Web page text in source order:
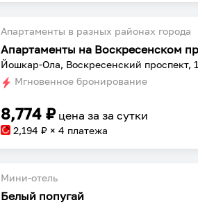
Апартаменты в разных районах города
Апартаменты на Воскресенском
Йошкар-Ола, Воскресенский проспект, 1
Мгновенное бронирование
8,774 ₽ цена заза сутки
2,194 ₽ × 4 платежа
Мини-отель
Белый попугай